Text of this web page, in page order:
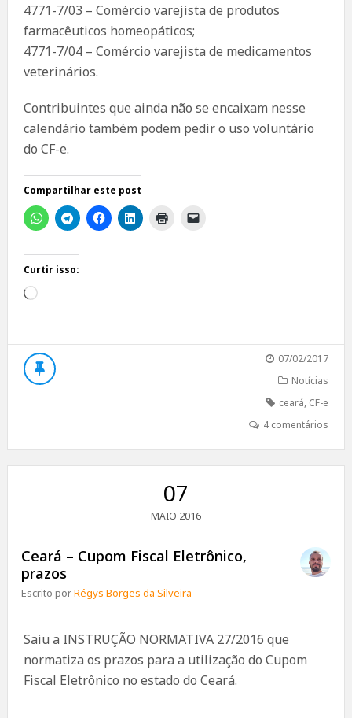
4771-7/03 – Comércio varejista de produtos
farmacêuticos homeopáticos;
4771-7/04 – Comércio varejista de medicamentos
veterinários.
Contribuintes que ainda não se encaixam nesse
calendário também podem pedir o uso voluntário
do CF-e.
Compartilhar este post
Curtir isso:
Carregando...
07/02/2017
Notícias
ceará, CF-e
4 comentários
07
MAIO 2016
Ceará – Cupom Fiscal Eletrônico,
prazos
Escrito porRégys Borges da Silveira
Saiu a INSTRUÇÃO NORMATIVA 27/2016 que
normatiza os prazos para a utilização do Cupom
Fiscal Eletrônico no estado do Ceará.